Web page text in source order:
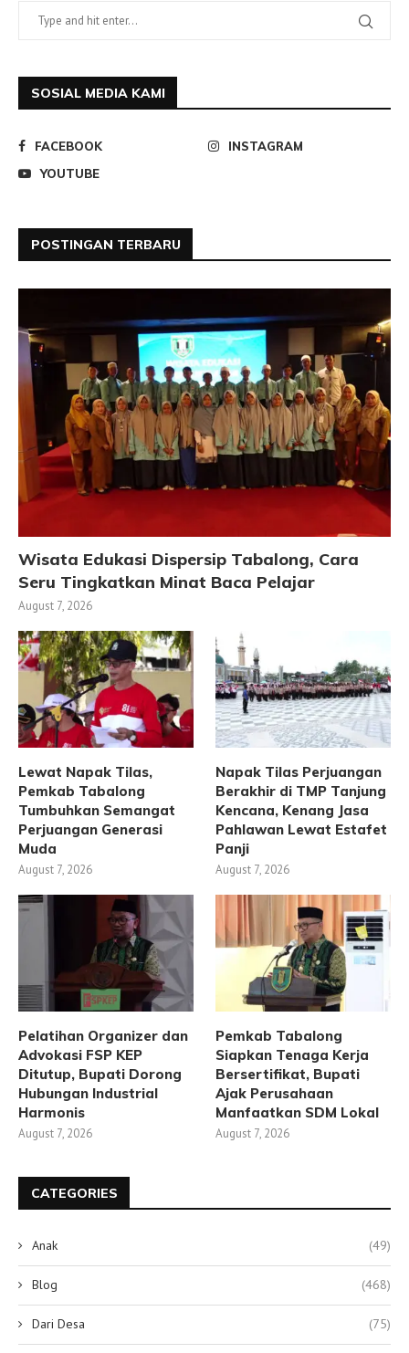
SOSIAL MEDIA KAMI
FACEBOOK
INSTAGRAM
YOUTUBE
POSTINGAN TERBARU
Wisata Edukasi Dispersip Tabalong, Cara
Seru Tingkatkan Minat Baca Pelajar
August 7, 2026
Lewat Napak Tilas,
Pemkab Tabalong
Tumbuhkan Semangat
Perjuangan Generasi
Muda
August 7, 2026
Napak Tilas Perjuangan
Berakhir di TMP Tanjung
Kencana, Kenang Jasa
Pahlawan Lewat Estafet
Panji
August 7, 2026
Pelatihan Organizer dan
Advokasi FSP KEP
Ditutup, Bupati Dorong
Hubungan Industrial
Harmonis
August 7, 2026
Pemkab Tabalong
Siapkan Tenaga Kerja
Bersertifikat, Bupati
Ajak Perusahaan
Manfaatkan SDM Lokal
August 7, 2026
CATEGORIES
Anak (49)
Blog (468)
Dari Desa (75)